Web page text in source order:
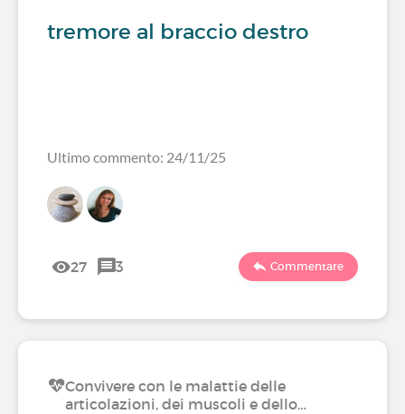
tremore al braccio destro
Ultimo commento: 24/11/25
27 3 Commentare
Convivere con le malattie delle
articolazioni, dei muscoli e dello…